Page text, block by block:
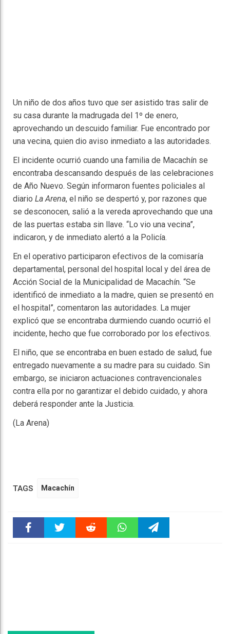
Un niño de dos años tuvo que ser asistido tras salir de
su casa durante la madrugada del 1º de enero,
aprovechando un descuido familiar. Fue encontrado por
una vecina, quien dio aviso inmediato a las autoridades.
El incidente ocurrió cuando una familia de Macachín se
encontraba descansando después de las celebraciones
de Año Nuevo. Según informaron fuentes policiales al
diario La Arena, el niño se despertó y, por razones que
se desconocen, salió a la vereda aprovechando que una
de las puertas estaba sin llave. “Lo vio una vecina”,
indicaron, y de inmediato alertó a la Policía.
En el operativo participaron efectivos de la comisaría
departamental, personal del hospital local y del área de
Acción Social de la Municipalidad de Macachín. “Se
identificó de inmediato a la madre, quien se presentó en
el hospital”, comentaron las autoridades. La mujer
explicó que se encontraba durmiendo cuando ocurrió el
incidente, hecho que fue corroborado por los efectivos.
El niño, que se encontraba en buen estado de salud, fue
entregado nuevamente a su madre para su cuidado. Sin
embargo, se iniciaron actuaciones contravencionales
contra ella por no garantizar el debido cuidado, y ahora
deberá responder ante la Justicia.
(La Arena)
TAGS Macachín